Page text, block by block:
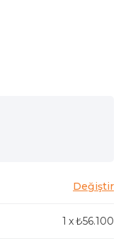
1 x₺56.100